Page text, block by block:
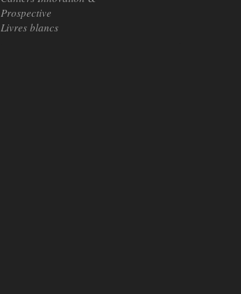
Prospective
Livres blancs